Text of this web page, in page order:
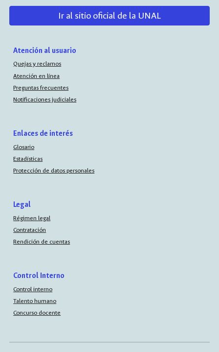
Ir al sitio oficial de la UNAL
Atención al usuario
Quejas y reclamos
Atención en línea
Preguntas frecuentes
Notificaciones judiciales
Enlaces de interés
Glosario
Estadísticas
Protección de datos personales
Legal
Régimen legal
Contratación
Rendición de cuentas
Control Interno
Control interno
Talento humano
Concurso docente